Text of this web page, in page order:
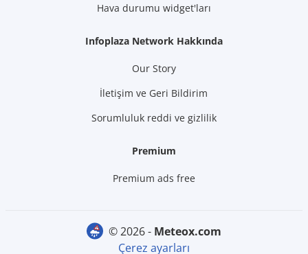
Hava durumu widget'ları
Infoplaza Network Hakkında
Our Story
İletişim ve Geri Bildirim
Sorumluluk reddi ve gizlilik
Premium
Premium ads free
© 2026 -
meteox.com
Çerez ayarları